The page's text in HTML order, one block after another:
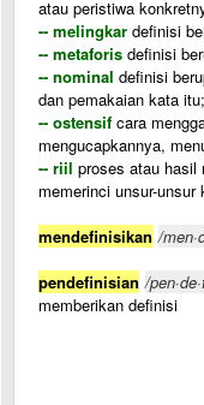
atau peristiwa
-- melingkar definisi
-- metaforis definisi
-- nominal definisi
dan pemakaian kata itu;
-- ostensif cara
mengucapkannya,
-- riil proses atau hasil
memerinci unsur-unsur
mendefinisikan /
pendefinisian /
memberikan definisi